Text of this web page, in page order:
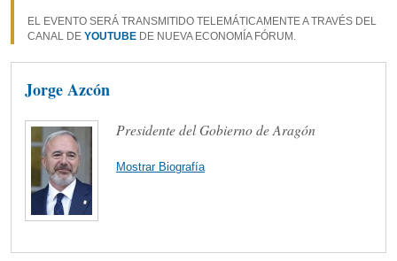
EL EVENTO SERÁ TRANSMITIDO TELEMÁTICAMENTE A TRAVÉS DEL
CANAL DE YOUTUBE DE NUEVA ECONOMÍA FÓRUM.
Jorge Azcón
Presidente del Gobierno de Aragón
Mostrar Biografía